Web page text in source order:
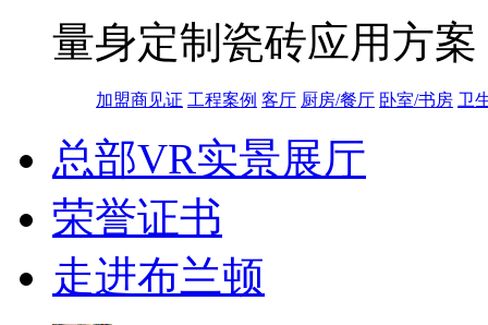
量身定制瓷砖应用方
加盟商见证 工程案例 客厅 厨房/餐厅 卧室/书房 卫
总部VR实景展厅
荣誉证书
走进布兰顿